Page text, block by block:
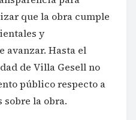
que la obra cumple
y
avanzar. Hasta el
de Villa Gesell no
público respecto a
sobre la obra.